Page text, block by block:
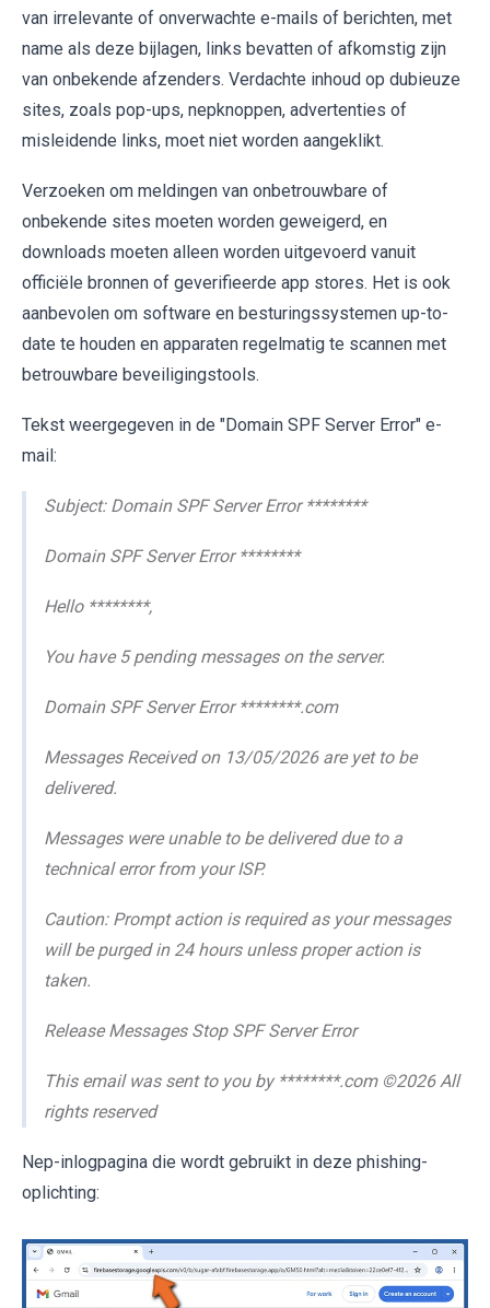
van irrelevante of onverwachte e-mails of berichten, met
name als deze bijlagen, links bevatten of afkomstig zijn
van onbekende afzenders. Verdachte inhoud op dubieuze
sites, zoals pop-ups, nepknoppen, advertenties of
misleidende links, moet niet worden aangeklikt.
Verzoeken om meldingen van onbetrouwbare of
onbekende sites moeten worden geweigerd, en
downloads moeten alleen worden uitgevoerd vanuit
officiële bronnen of geverifieerde app stores. Het is ook
aanbevolen om software en besturingssystemen up-to-
date te houden en apparaten regelmatig te scannen met
betrouwbare beveiligingstools.
Tekst weergegeven in de "Domain SPF Server Error" e-
mail:
Subject: Domain SPF Server Error ********
Domain SPF Server Error ********
Hello ********,
You have 5 pending messages on the server.
Domain SPF Server Error ********.com
Messages Received on 13/05/2026 are yet to be
delivered.
Messages were unable to be delivered due to a
technical error from your ISP.
Caution: Prompt action is required as your messages
will be purged in 24 hours unless proper action is
taken.
Release Messages Stop SPF Server Error
This email was sent to you by ********.com ©2026 All
rights reserved
Nep-inlogpagina die wordt gebruikt in deze phishing-
oplichting: